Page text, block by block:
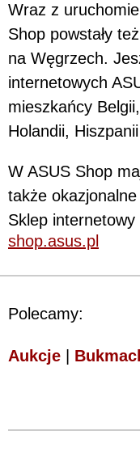
Wraz z
Shop powstały
na Węgrzech.
internetowych
mieszkańcy
Holandii,
W ASUS Shop
także
Sklep
shop.asus.pl
Polecamy:
Aukcje